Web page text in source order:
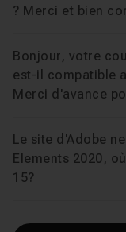
? Merci et bien
Bonjour, votre
est-il compatible
Merci d'avance
Le site d'Adobe
Elements 2020,
15?